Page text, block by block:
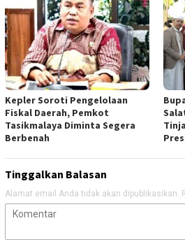
Kepler Soroti Pengelolaan
Fiskal Daerah, Pemkot
Tasikmalaya Diminta Segera
Berbenah
Tinggalkan Balasan
Alamat email Anda tidak akan dipublikasikan.